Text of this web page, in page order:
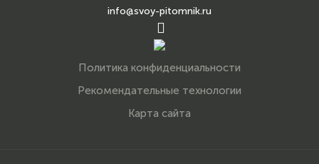
info@svoy-pitomnik.ru
Политика конфиденциальности
Рекомендательные технологии
Карта сайта